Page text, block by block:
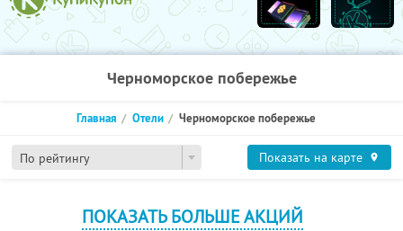
Черноморское побережье
По рейтингу
Главная Отели Черноморское побережье
Показать на карте
ПОКАЗАТЬ БОЛЬШЕ АКЦИЙ